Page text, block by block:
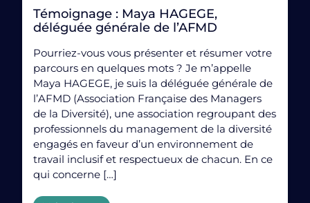
Témoignage : Maya HAGEGE,
déléguée générale de l’AFMD
Pourriez-vous vous présenter et résumer votre
parcours en quelques mots ? Je m’appelle
Maya HAGEGE, je suis la déléguée générale de
l’AFMD (Association Française des Managers
de la Diversité), une association regroupant des
professionnels du management de la diversité
engagés en faveur d’un environnement de
travail inclusif et respectueux de chacun. En ce
qui concerne […]
complexe implique plusieurs parties prenantes, de
l’incertitude, et nécessite une structuration plus
Quels sont les principaux enjeux d’un projet
complexe?
Les principaux enjeux incluent:
La coordination des acteurs
La gestion des risques
Le respect des délais
La clarté des rôles